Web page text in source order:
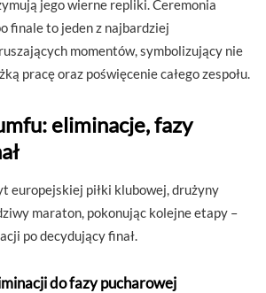
jego wierne repliki. Ceremonia
finale to jeden z najbardziej
momentów, symbolizujący nie
pracę oraz poświęcenie całego zespołu.
eliminacje, fazy
europejskiej piłki klubowej, drużyny
maraton, pokonując kolejne etapy –
po decydujący finał.
do fazy pucharowej